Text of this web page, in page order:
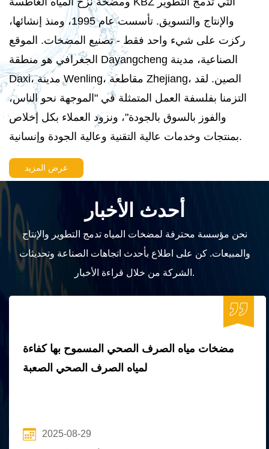
والإنتاج والتسويق. تأسست عام 1995، ومنذ إنشائها،
ركزت على شيء واحد فقط - تصنيع المضخات. الموقع
الجغرافي هو منطقة Dayangcheng الصناعية، مدينة
Daxi، مدينة Wenling، مقاطعة Zhejiang، الصين. لقد
التزمنا بفلسفة العمل المتمثلة في "الموجهة نحو الناس،
والفوز بالسوق بالجودة"، ونزود العملاء بكل إخلاص
بمنتجات وخدمات عالية التقنية وعالية الجودة وإنسانية.
عرض المزيد
أحدث الأخبار
نحن مؤسسة محترفة لمضخات المياه تدمج التطوير والإنتاج
والمبيعات. كن على اطلاع بأحدث اتجاهات الصناعة وتحديثات
الشركة من خلال قراءة الأخبار.
مضخات مياه الصرف الصحي المسموح بها كفاءة
لمياه الصرف الصحي الصعبة
2025-08-29